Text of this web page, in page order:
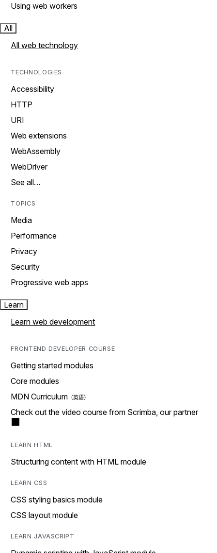
Using web workers
All
All web technology
TECHNOLOGIES
Accessibility
HTTP
URI
Web extensions
WebAssembly
WebDriver
See all…
TOPICS
Media
Performance
Privacy
Security
Progressive web apps
Learn
Learn web development
FRONTEND DEVELOPER COURSE
Getting started modules
Core modules
MDN Curriculum
Check out the video course from Scrimba, our partner
LEARN HTML
Structuring content with HTML module
LEARN CSS
CSS styling basics module
CSS layout module
LEARN JAVASCRIPT